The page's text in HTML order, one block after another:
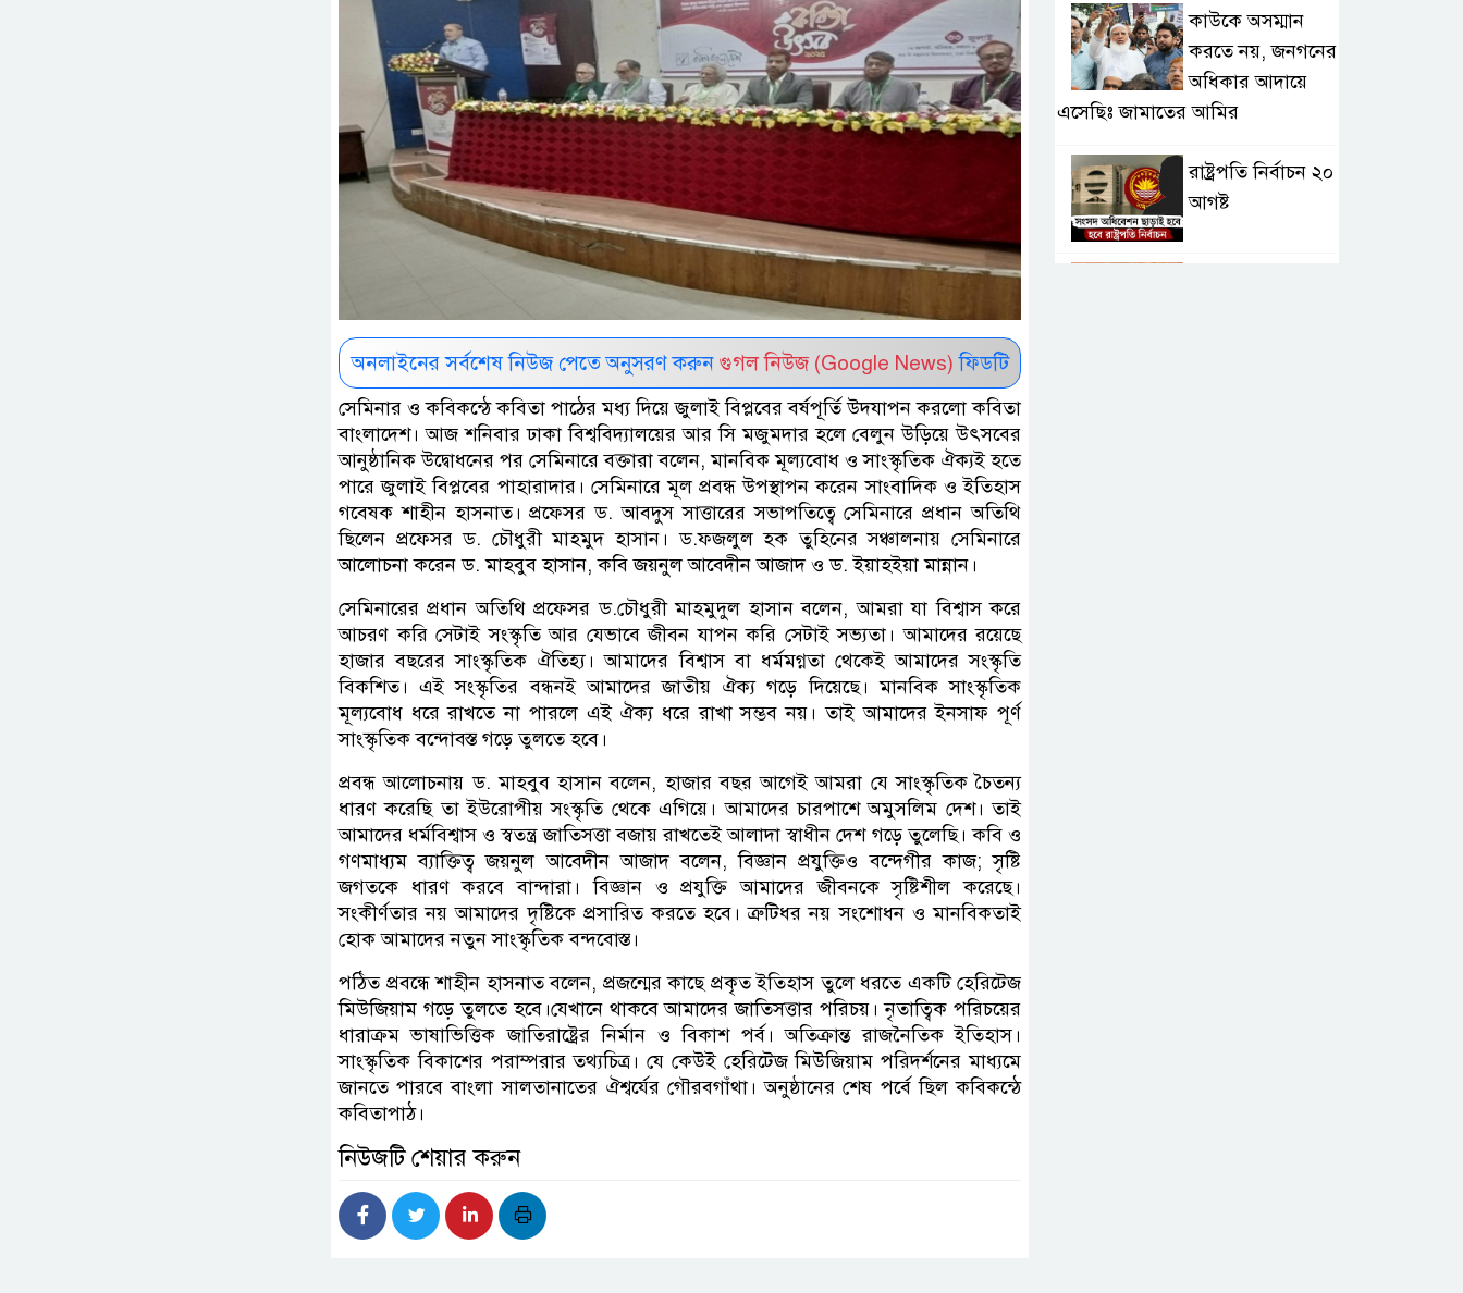
অনলাইনের সর্বশেষ নিউজ পেতে অনুসরণ করুন গুগল নিউজ (Google News) ফিডটি
সেমিনার ও কবিকন্ঠে কবিতা পাঠের মধ্য দিয়ে জুলাই বিপ্লবের বর্ষপূর্তি উদযাপন করলো কবিতা
বাংলাদেশ। আজ শনিবার ঢাকা বিশ্ববিদ্যালয়ের আর সি মজুমদার হলে বেলুন উড়িয়ে উৎসবের
আনুষ্ঠানিক উদ্বোধনের পর সেমিনারে বক্তারা বলেন, মানবিক মূল্যবোধ ও সাংস্কৃতিক ঐক্যই হতে
পারে জুলাই বিপ্লবের পাহারাদার। সেমিনারে মূল প্রবন্ধ উপস্থাপন করেন সাংবাদিক ও ইতিহাস
গবেষক শাহীন হাসনাত। প্রফেসর ড. আবদুস সাত্তারের সভাপতিত্বে সেমিনারে প্রধান অতিথি
ছিলেন প্রফেসর ড. চৌধুরী মাহমুদ হাসান। ড.ফজলুল হক তুহিনের সঞ্চালনায় সেমিনারে
আলোচনা করেন ড. মাহবুব হাসান, কবি জয়নুল আবেদীন আজাদ ও ড. ইয়াহইয়া মান্নান।
সেমিনারের প্রধান অতিথি প্রফেসর ড.চৌধুরী মাহমুদুল হাসান বলেন, আমরা যা বিশ্বাস করে
আচরণ করি সেটাই সংস্কৃতি আর যেভাবে জীবন যাপন করি সেটাই সভ্যতা। আমাদের রয়েছে
হাজার বছরের সাংস্কৃতিক ঐতিহ্য। আমাদের বিশ্বাস বা ধর্মমগ্নতা থেকেই আমাদের সংস্কৃতি
বিকশিত। এই সংস্কৃতির বন্ধনই আমাদের জাতীয় ঐক্য গড়ে দিয়েছে। মানবিক সাংস্কৃতিক
মূল্যবোধ ধরে রাখতে না পারলে এই ঐক্য ধরে রাখা সম্ভব নয়। তাই আমাদের ইনসাফ পূর্ণ
সাংস্কৃতিক বন্দোবস্ত গড়ে তুলতে হবে।
প্রবন্ধ আলোচনায় ড. মাহবুব হাসান বলেন, হাজার বছর আগেই আমরা যে সাংস্কৃতিক চৈতন্য
ধারণ করেছি তা ইউরোপীয় সংস্কৃতি থেকে এগিয়ে। আমাদের চারপাশে অমুসলিম দেশ। তাই
আমাদের ধর্মবিশ্বাস ও স্বতন্ত্র জাতিসত্তা বজায় রাখতেই আলাদা স্বাধীন দেশ গড়ে তুলেছি। কবি ও
গণমাধ্যম ব্যাক্তিত্ব জয়নুল আবেদীন আজাদ বলেন, বিজ্ঞান প্রযুক্তিও বন্দেগীর কাজ; সৃষ্টি
জগতকে ধারণ করবে বান্দারা। বিজ্ঞান ও প্রযুক্তি আমাদের জীবনকে সৃষ্টিশীল করেছে।
সংকীর্ণতার নয় আমাদের দৃষ্টিকে প্রসারিত করতে হবে। ত্রুটিধর নয় সংশোধন ও মানবিকতাই
হোক আমাদের নতুন সাংস্কৃতিক বন্দবোস্ত।
পঠিত প্রবন্ধে শাহীন হাসনাত বলেন, প্রজন্মের কাছে প্রকৃত ইতিহাস তুলে ধরতে একটি হেরিটেজ
মিউজিয়াম গড়ে তুলতে হবে।যেখানে থাকবে আমাদের জাতিসত্তার পরিচয়। নৃতাত্বিক পরিচয়ের
ধারাক্রম ভাষাভিত্তিক জাতিরাষ্ট্রের নির্মান ও বিকাশ পর্ব। অতিক্রান্ত রাজনৈতিক ইতিহাস।
সাংস্কৃতিক বিকাশের পরাম্পরার তথ্যচিত্র। যে কেউই হেরিটেজ মিউজিয়াম পরিদর্শনের মাধ্যমে
জানতে পারবে বাংলা সালতানাতের ঐশ্বর্যের গৌরবগাঁথা। অনুষ্ঠানের শেষ পর্বে ছিল কবিকন্ঠে
কবিতাপাঠ।
নিউজটি শেয়ার করুন
কাউকে অসম্মান
করতে নয়, জনগনের
অধিকার আদায়ে
এসেছিঃ জামাতের আমির
রাষ্ট্রপতি নির্বাচন ২০
আগষ্ট